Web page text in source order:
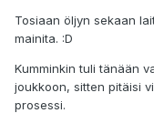
Tosiaan öljyn sekaan
mainita. :D
Kumminkin tuli tänään
joukkoon, sitten pitäisi
prosessi.